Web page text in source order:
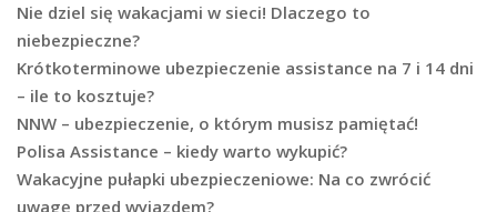
Nie dziel się wakacjami w sieci! Dlaczego to
niebezpieczne?
Krótkoterminowe ubezpieczenie assistance na 7 i 14 dni
– ile to kosztuje?
NNW – ubezpieczenie, o którym musisz pamiętać!
Polisa Assistance – kiedy warto wykupić?
Wakacyjne pułapki ubezpieczeniowe: Na co zwrócić
uwagę przed wyjazdem?